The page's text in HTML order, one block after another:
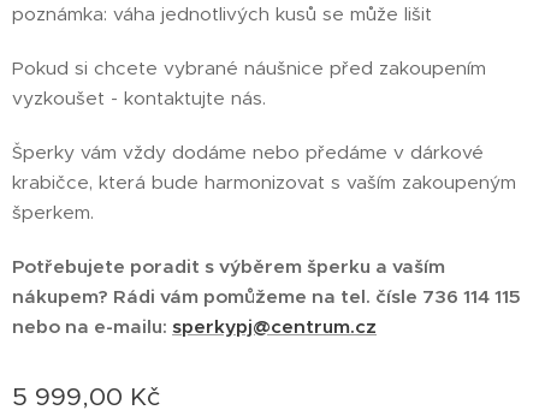
poznámka: váha jednotlivých kusů se může lišit
Pokud si chcete vybrané náušnice před zakoupením
vyzkoušet - kontaktujte nás.
Šperky vám vždy dodáme nebo předáme v dárkové
krabičce, která bude harmonizovat s vaším zakoupeným
šperkem.
Potřebujete poradit s výběrem šperku a vaším
nákupem? Rádi vám pomůžeme na tel. čísle 736 114 115
nebo na e-mailu: sperkypj@centrum.cz
5 999,00 Kč